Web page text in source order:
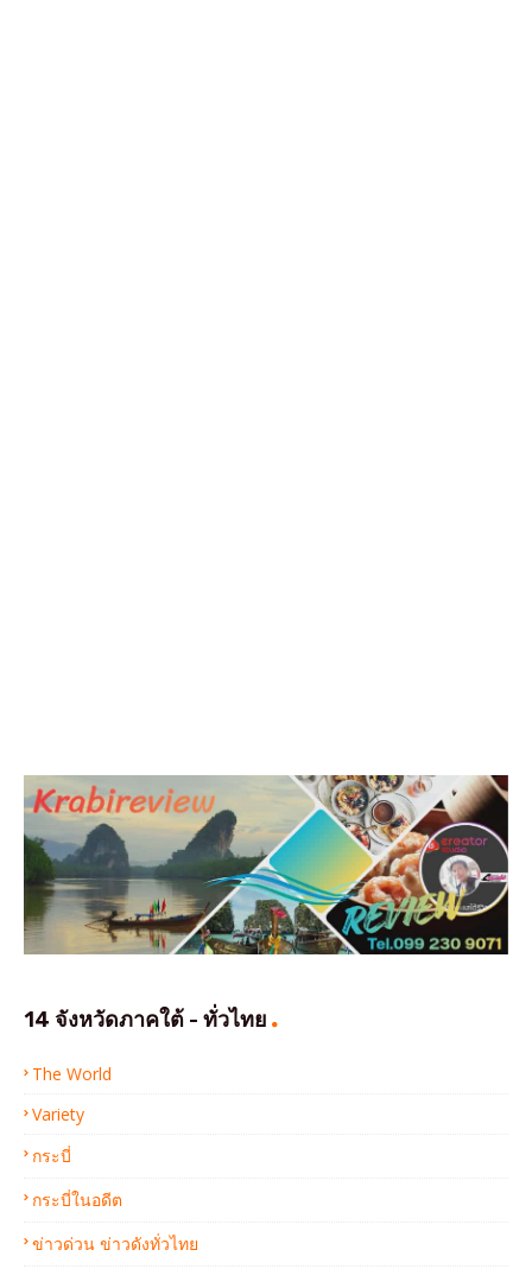
14 จังหวัดภาคใต้ - ทั่วไทย
The World
Variety
กระบี่
กระบี่ในอดีต
ข่าวด่วน ข่าวดังทั่วไทย